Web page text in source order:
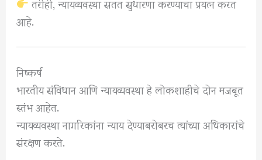
आहे.
निष्कर्ष
भारतीय संविधान आणि न्यायव्यवस्था हे लोकशाहीचे दोन मजबूत
स्तंभ आहेत.
न्यायव्यवस्था नागरिकांना न्याय देण्याबरोबरच त्यांच्या अधिकारांचे
संरक्षण करते.